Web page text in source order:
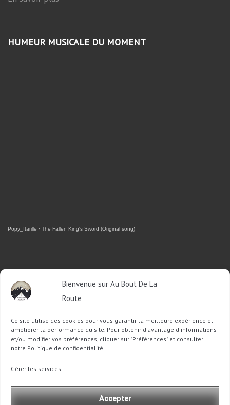
Bienvenue sur Au Bout De La
Route
Ce site utilise des cookies pour vous garantir la meilleure expérience et
améliorer la performance du site. Pour obtenir d'avantage d'informations
et/ou modifier vos préférences, cliquer sur "Préférences" et consulter
notre Politique de confidentialité.
Gérer les services
Accepter
HUMEUR MUSICALE DU MOMENT
Popy_Itarillë · The Fallen King's Sword (Original song)
RETROUVEZ-MOI SUR FACEBOOK
OU SUR TWITTER
Follow @Sophie_ABDLRTweet to @Sophie_ABDLR
: